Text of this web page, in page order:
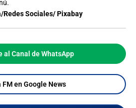
Redes Sociales/ Pixabay
al Canal de WhatsApp
FM en Google News